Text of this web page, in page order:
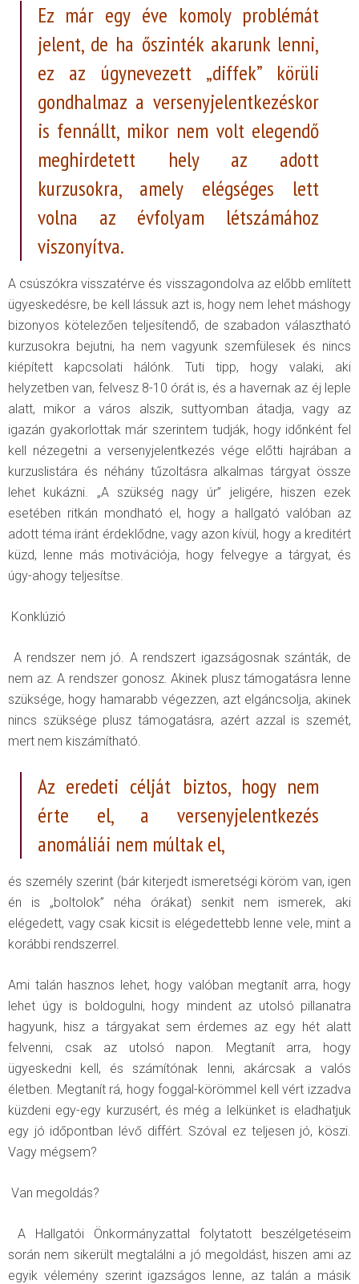
Ez már egy éve komoly problémát
jelent, de ha őszinték akarunk lenni,
ez az úgynevezett „diffek” körüli
gondhalmaz a versenyjelentkezéskor
is fennállt, mikor nem volt elegendő
meghirdetett hely az adott
kurzusokra, amely elégséges lett
volna az évfolyam létszámához
viszonyítva.
A csúszókra visszatérve és visszagondolva az előbb említett
ügyeskedésre, be kell lássuk azt is, hogy nem lehet máshogy
bizonyos kötelezően teljesítendő, de szabadon választható
kurzusokra bejutni, ha nem vagyunk szemfülesek és nincs
kiépített kapcsolati hálónk. Tuti tipp, hogy valaki, aki
helyzetben van, felvesz 8-10 órát is, és a havernak az éj leple
alatt, mikor a város alszik, suttyomban átadja, vagy az
igazán gyakorlottak már szerintem tudják, hogy időnként fel
kell nézegetni a versenyjelentkezés vége előtti hajrában a
kurzuslistára és néhány tűzoltásra alkalmas tárgyat össze
lehet kukázni. „A szükség nagy úr” jeligére, hiszen ezek
esetében ritkán mondható el, hogy a hallgató valóban az
adott téma iránt érdeklődne, vagy azon kívül, hogy a kreditért
küzd, lenne más motivációja, hogy felvegye a tárgyat, és
úgy-ahogy teljesítse.
Konklúzió
A rendszer nem jó. A rendszert igazságosnak szánták, de
nem az. A rendszer gonosz. Akinek plusz támogatásra lenne
szüksége, hogy hamarabb végezzen, azt elgáncsolja, akinek
nincs szüksége plusz támogatásra, azért azzal is szemét,
mert nem kiszámítható.
Az eredeti célját biztos, hogy nem
érte el, a versenyjelentkezés
anomáliái nem múltak el,
és személy szerint (bár kiterjedt ismeretségi köröm van, igen
én is „boltolok” néha órákat) senkit nem ismerek, aki
elégedett, vagy csak kicsit is elégedettebb lenne vele, mint a
korábbi rendszerrel.
Ami talán hasznos lehet, hogy valóban megtanít arra, hogy
lehet úgy is boldogulni, hogy mindent az utolsó pillanatra
hagyunk, hisz a tárgyakat sem érdemes az egy hét alatt
felvenni, csak az utolsó napon. Megtanít arra, hogy
ügyeskedni kell, és számítónak lenni, akárcsak a valós
életben. Megtanít rá, hogy foggal-körömmel kell vért izzadva
küzdeni egy-egy kurzusért, és még a lelkünket is eladhatjuk
egy jó időpontban lévő différt. Szóval ez teljesen jó, köszi.
Vagy mégsem?
Van megoldás?
A Hallgatói Önkormányzattal folytatott beszélgetéseim
során nem sikerült megtalálni a jó megoldást, hiszen ami az
egyik vélemény szerint igazságos lenne, az talán a másik